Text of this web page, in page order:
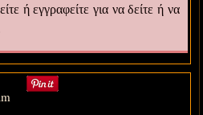
ή εγγραφείτε για να δείτε ή να